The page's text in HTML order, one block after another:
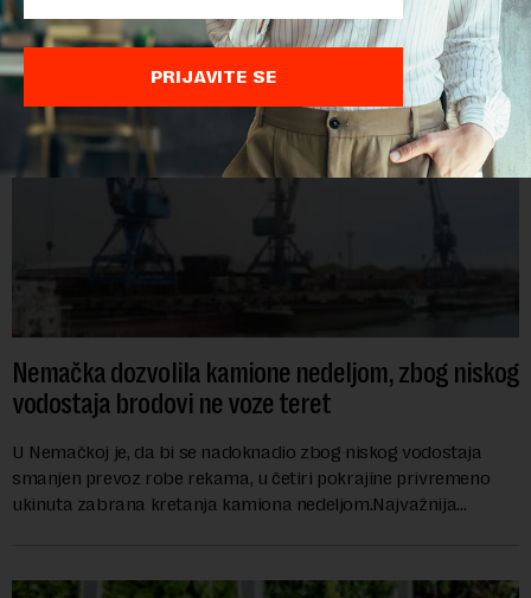
Nemačka dozvolila kamione nedeljom, zbog niskog
vodostaja brodovi ne voze teret
U Nemačkoj je, da bi se nadoknadio zbog niskog vodostaja
smanjen prevoz robe rekama, u četiri pokrajine privremeno
ukinuta zabrana kretanja kamiona nedeljom.Najvažnija
PRIJAVITE SE